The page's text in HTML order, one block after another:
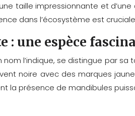
taille impressionnante et
dans l’écosystème est
: une espèce
l’indique, se distingue par
noire avec des marques
la présence de mandibules